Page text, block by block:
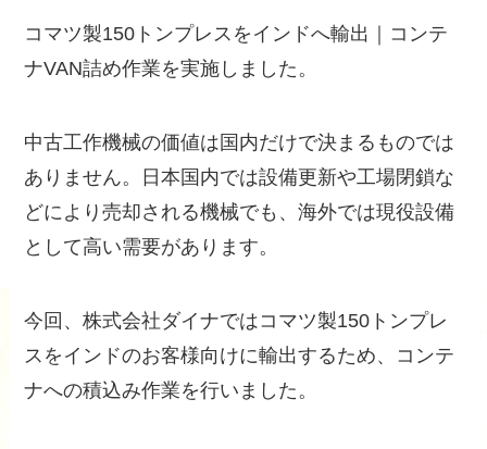
コマツ製150トンプレスをインドへ輸出｜コンテ
ナVAN詰め作業を実施しました。
中古工作機械の価値は国内だけで決まるものでは
ありません。日本国内では設備更新や工場閉鎖な
どにより売却される機械でも、海外では現役設備
として高い需要があります。
今回、株式会社ダイナではコマツ製150トンプレ
スをインドのお客様向けに輸出するため、コンテ
ナへの積込み作業を行いました。